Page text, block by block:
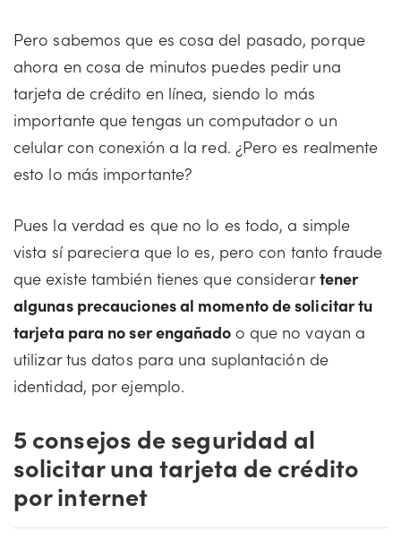
Pero sabemos que es cosa del pasado, porque
ahora en cosa de minutos puedes pedir una
tarjeta de crédito en línea, siendo lo más
importante que tengas un computador o un
celular con conexión a la red. ¿Pero es realmente
esto lo más importante?
Pues la verdad es que no lo es todo, a simple
vista sí pareciera que lo es, pero con tanto fraude
que existe también tienes que considerartener
algunas precauciones al momento de solicitar tu
tarjeta para no ser engañado o que no vayan a
utilizar tus datos para una suplantación de
identidad, por ejemplo.
5 consejos de seguridad al
solicitar una tarjeta de crédito
por internet